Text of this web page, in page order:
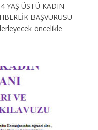
YAŞ ÜSTÜ KADIN
BAŞVURUSU
öncelikle